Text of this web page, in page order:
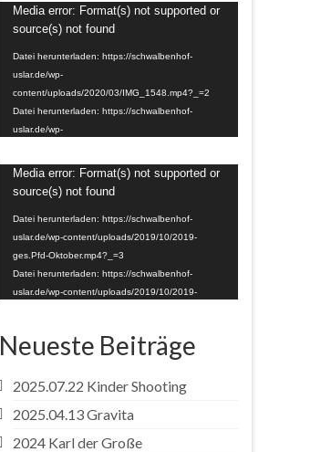
Video-
Player
Media error: Format(s) not supported or
source(s) not found
Datei herunterladen: https://schwalbenhof-
uslar.de/wp-
content/uploads/2020/03/IMG_1548.mp4?_=2
Datei herunterladen: https://schwalbenhof-
uslar.de/wp-
Video-
Player
Media error: Format(s) not supported or
source(s) not found
Datei herunterladen: https://schwalbenhof-
uslar.de/wp-content/uploads/2019/10/2019-
ges.Pfd-Oktober.mp4?_=3
Datei herunterladen: https://schwalbenhof-
uslar.de/wp-content/uploads/2019/10/2019-
Neueste Beiträge
2025.07.22 Kinder Shooting
2025.04.13 Gravita
2024 Karl der Große